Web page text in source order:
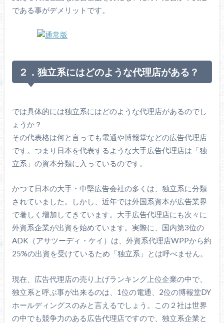
である事がデメリットです。
２．独立系にはどのような代理店がある？
では具体的には独立系にはどのような代理店があるのでし
ょうか？
その代表格は何と言っても電通や博報堂などの広告代理店
です。つまり日本を代表するような大手広告代理店は「独
立系」の資本分類に入っているのです。
かつて日本の大手・中堅広告会社の多くは、独立系に分類
されていました。しかし、近年では外国系資本が広告業界
で著しく増加してきています。大手広告代理店にも次々に
外資系企業が出資を始めています。実際に、国内第3位の
ADK（アサツーディ・ケイ）は、外資系代理店WPPから約
25%の出資を受けているため「独立系」とは呼べません。
現在、広告代理店の売り上げランキング上位企業の中で、
独立系と呼ぶ事が出来るのは、1位の電通、2位の博報堂DY
ホールディングスのみと言えるでしょう。この２社は世界
の中でも競争力のある広告代理店ですので、独立系企業と